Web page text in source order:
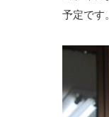
予定です